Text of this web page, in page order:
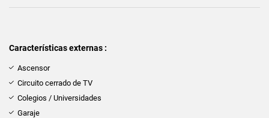
Características externas :
Ascensor
Circuito cerrado de TV
Colegios / Universidades
Garaje